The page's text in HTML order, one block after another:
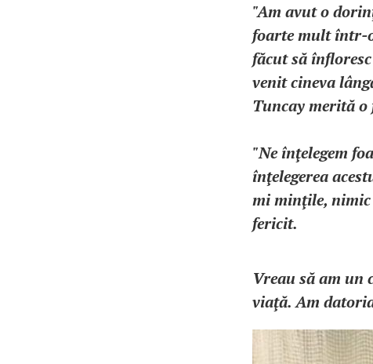
"Am avut o
foarte mult într-
făcut să
venit cineva
Tuncay merită
"Ne înţelegem
înţelegerea
mi minţile, nimic
fericit.
Vreau să am un
viaţă. Am